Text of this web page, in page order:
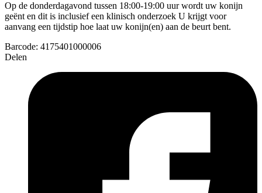
Op de donderdagavond tussen 18:00-19:00 uur wordt uw konijn
geënt en dit is inclusief een klinisch onderzoek U krijgt voor
aanvang een tijdstip hoe laat uw konijn(en) aan de beurt bent.
Barcode: 4175401000006
Delen